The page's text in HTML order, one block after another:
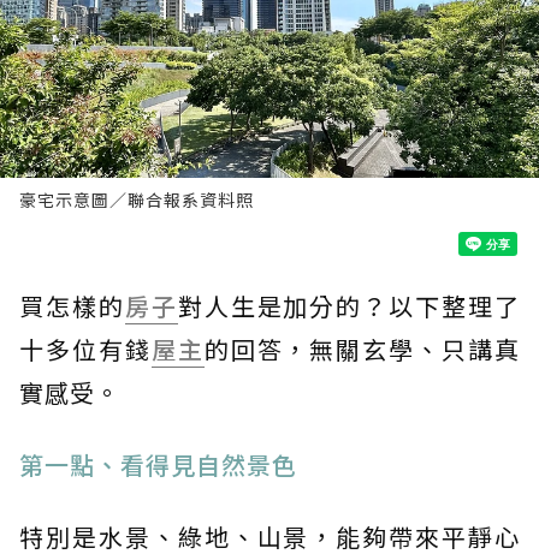
豪宅示意圖／聯合報系資料照
買怎樣的房子對人生是加分的？以下整理了
十多位有錢屋主的回答，無關玄學、只講真
實感受。
第一點、看得見自然景色
特別是水景、綠地、山景，能夠帶來平靜心